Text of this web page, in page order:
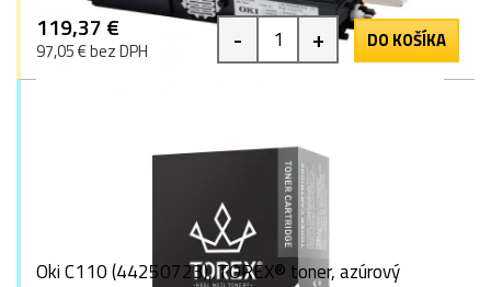
119,37 €
97,05 € bez DPH - + DO KOŠÍKA
Oki C110 (44250723), TOREX® toner, azúrový